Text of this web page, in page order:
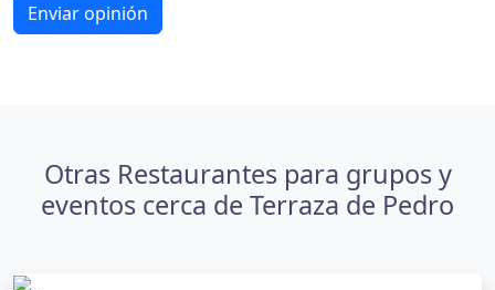
Enviar opinión
Otras Restaurantes para grupos y
eventos cerca de Terraza de Pedro